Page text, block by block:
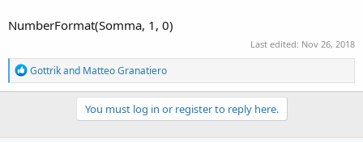
NumberFormat(Somma, 1, 0)
Last edited: Nov 26, 2018
R
e
a
Gottrikand Matteo Granatiero
You must log in or register to reply here.